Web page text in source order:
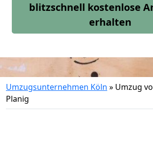
blitzschnell kostenlose
erhalten
Umzugsunternehmen Köln » Umzug
Planig